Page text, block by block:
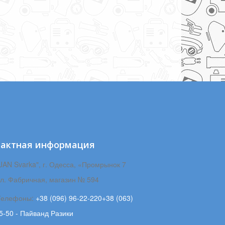
информация
Svarka", г. Одесса, «Промрынок 7
Фабричная, магазин № 594
+38 (096) 96-22-220+38 (063)
50 - Пайванд Разики